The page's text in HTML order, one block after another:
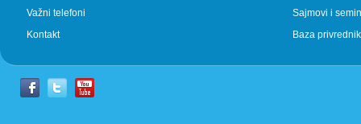
Važni telefoni
Kontakt
Sajmovi i
Baza